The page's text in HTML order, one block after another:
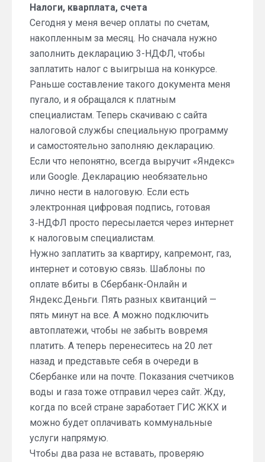
Налоги, кварплата, счета
Сегодня у меня вечер оплаты по счетам,
накопленным за месяц. Но сначала нужно
заполнить декларацию 3-НДФЛ, чтобы
заплатить налог с выигрыша на конкурсе.
Раньше составление такого документа меня
пугало, и я обращался к платным
специалистам. Теперь скачиваю с сайта
налоговой службы специальную программу
и самостоятельно заполняю декларацию.
Если что непонятно, всегда выручит «Яндекс»
или Google. Декларацию необязательно
лично нести в налоговую. Если есть
электронная цифровая подпись, готовая
3‑НДФЛ просто пересылается через интернет
к налоговым специалистам.
Нужно заплатить за квартиру, капремонт, газ,
интернет и сотовую связь. Шаблоны по
оплате вбиты в Сбербанк-Онлайн и
Яндекс.Деньги. Пять разных квитанций —
пять минут на все. А можно подключить
автоплатежи, чтобы не забыть вовремя
платить. А теперь перенеситесь на 20 лет
назад и представьте себя в очереди в
Сбербанке или на почте. Показания счетчиков
воды и газа тоже отправил через сайт. Жду,
когда по всей стране заработает ГИС ЖКХ и
можно будет оплачивать коммунальные
услуги напрямую.
Чтобы два раза не вставать, проверяю